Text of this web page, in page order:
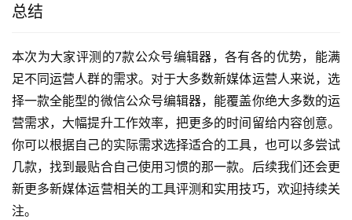
总结
本次为大家评测的7款公众号编辑器，各有各的优势，能满
足不同运营人群的需求。对于大多数新媒体运营人来说，选
择一款全能型的微信公众号编辑器，能覆盖你绝大多数的运
营需求，大幅提升工作效率，把更多的时间留给内容创意。
你可以根据自己的实际需求选择适合的工具，也可以多尝试
几款，找到最贴合自己使用习惯的那一款。后续我们还会更
新更多新媒体运营相关的工具评测和实用技巧，欢迎持续关
注。